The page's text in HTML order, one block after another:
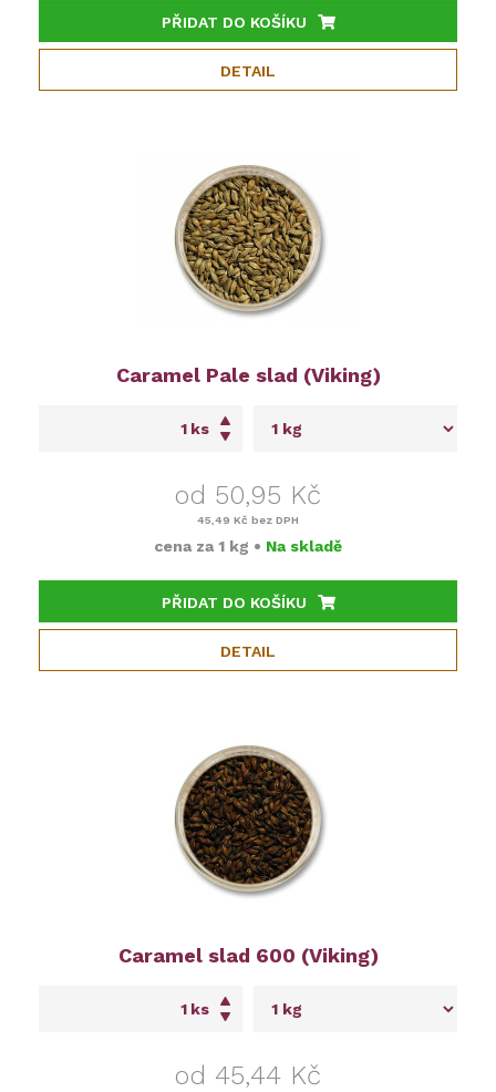
PŘIDAT DO KOŠÍKU
DETAIL
Caramel Pale slad (Viking)
ks
od 50,95 Kč
45,49 Kč bez DPH
cena za 1 kg • Na skladě
PŘIDAT DO KOŠÍKU
DETAIL
Caramel slad 600 (Viking)
ks
od 45,44 Kč